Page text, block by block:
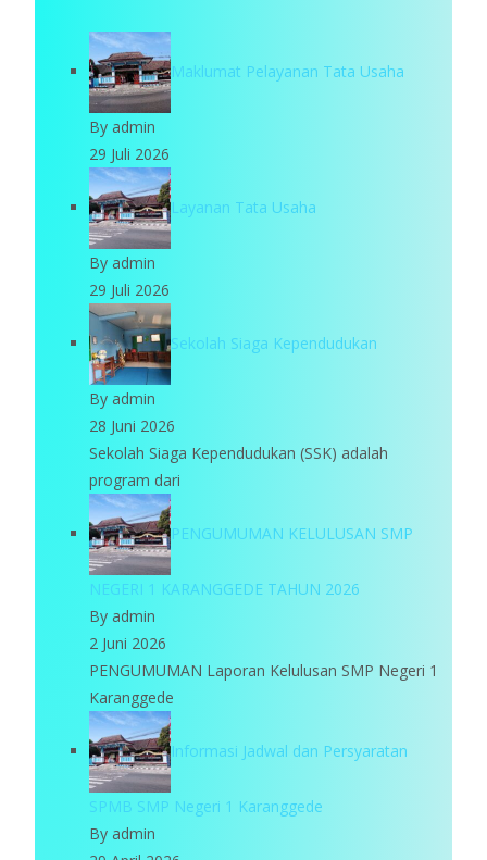
Maklumat Pelayanan Tata Usaha
By admin
29 Juli 2026
Layanan Tata Usaha
By admin
29 Juli 2026
Sekolah Siaga Kependudukan
By admin
28 Juni 2026
Sekolah Siaga Kependudukan (SSK) adalah
program dari
PENGUMUMAN KELULUSAN SMP
NEGERI 1 KARANGGEDE TAHUN 2026
By admin
2 Juni 2026
PENGUMUMAN Laporan Kelulusan SMP Negeri 1
Karanggede
Informasi Jadwal dan Persyaratan
SPMB SMP Negeri 1 Karanggede
By admin